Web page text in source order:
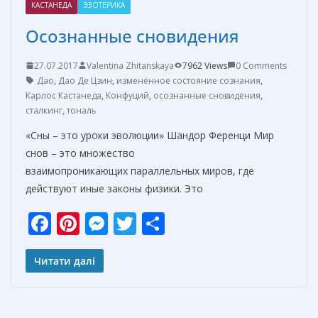
КАСТАНЕДА ЭЗОТЕРИКА
Осознанные сновидения
27.07.2017 Valentina Zhitanskaya 7962 Views
0 Comments
Дао, Дао Де Цзин, изменённое состояние сознания,
Карлос Кастанеда, Конфуций, осознанные сновидения,
сталкинг, тональ
«Сны – это уроки эволюции» Шандор Ференци Мир
снов – это множество
взаимопроникающих параллельных миров, где
действуют иные законы физики. Это
F
ac
e
Pi
nt
er
M T
Читати далі